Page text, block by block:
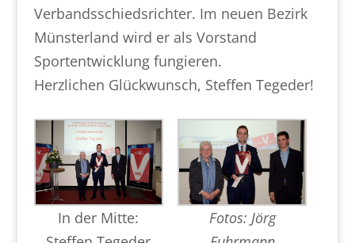
Verbandsschiedsrichter. Im neuen Bezirk
Münsterland wird er als Vorstand
Sportentwicklung fungieren.
Herzlichen Glückwunsch, Steffen Tegeder!
In der Mitte:
Fotos: Jörg